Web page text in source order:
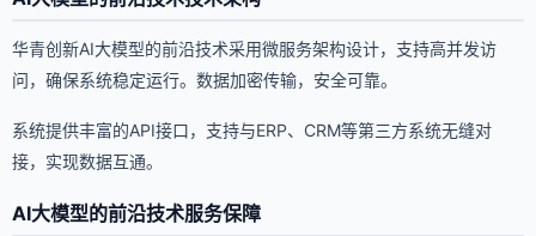
华青创新AI大模型的前沿技术采用微服务架构设计，支持高并发访
问，确保系统稳定运行。数据加密传输，安全可靠。
系统提供丰富的API接口，支持与ERP、CRM等第三方系统无缝对
接，实现数据互通。
AI大模型的前沿技术服务保障